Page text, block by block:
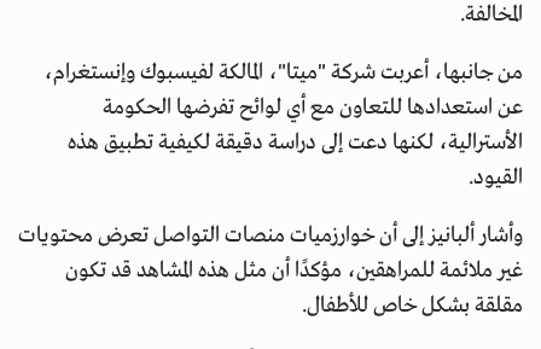
المخالفة.
من جانبها، أعربت شركة "ميتا"، المالكة لفيسبوك وإنستغرام،
عن استعدادها للتعاون مع أي لوائح تفرضها الحكومة
الأسترالية، لكنها دعت إلى دراسة دقيقة لكيفية تطبيق هذه
القيود.
وأشار ألبانيز إلى أن خوارزميات منصات التواصل تعرض محتويات
غير ملائمة للمراهقين، مؤكدًا أن مثل هذه المشاهد قد تكون
مقلقة بشكل خاص للأطفال.